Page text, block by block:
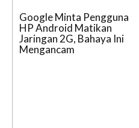
Google Minta Pengguna
HP Android Matikan
Jaringan 2G, Bahaya Ini
Mengancam